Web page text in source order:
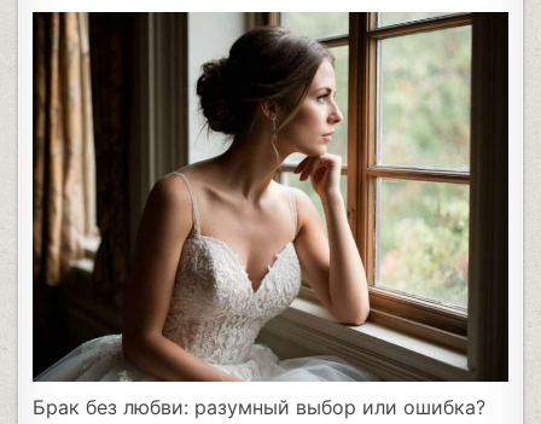
Брак без любви: разумный выбор или ошибка?